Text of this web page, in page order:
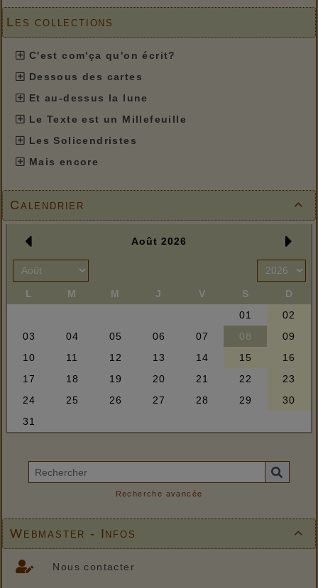
Les collections
C'est com'ça qu'on écrit?
Dessous des cartes
Et au-dessus la lune
Le Texte est un Millefeuille
Les Solicendristes
Mais encore

Calendrier
Recherche avancée

Webmaster - Infos
Nous contacter